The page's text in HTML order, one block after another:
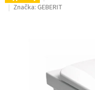
hodnocení
Značka: GEBERIT